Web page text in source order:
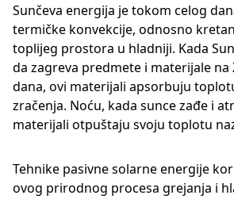
Sunčeva energija je tokom celog
termičke konvekcije, odnosno
toplijeg prostora u hladniji. Kada
da zagreva predmete i materijale na
dana, ovi materijali apsorbuju
zračenja. Noću, kada sunce zađe i
materijali otpuštaju svoju toplotu
Tehnike pasivne solarne energije
ovog prirodnog procesa grejanja i